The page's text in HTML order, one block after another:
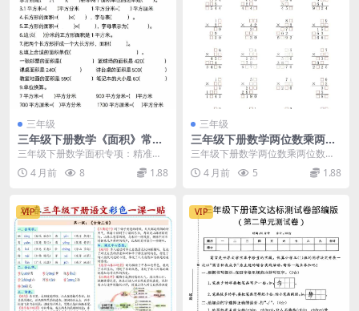
三年级
三年级下册数学《面积》常考
易错题专项：攻克应用题丢分
难点电子版
三年级下册数学面积专项：精准识
破常考易错点 在三年级下册数学的
学习中，面积章节不...
4 月前 8 1.88
三年级
三年级下册数学两位数乘两位
数计算专项练习题：笔算、估
算与应用题强化训练
三年级下册数学两位数乘两位数专
项练习：攻克计算难关 在三年级下
册数学的学习中，两...
4 月前 5 1.88
VIP VIP